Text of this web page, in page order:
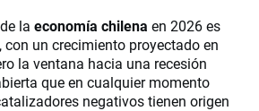
la economía chilena en 2026 es
un crecimiento proyectado en
la ventana hacia una recesión
que en cualquier momento
negativos tienen origen